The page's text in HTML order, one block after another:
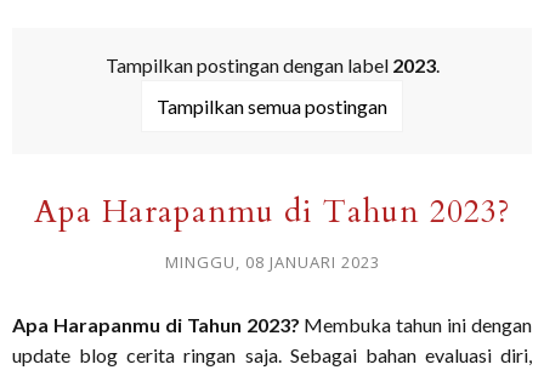
Tampilkan postingan dengan label 2023.
Tampilkan semua postingan
Apa Harapanmu di Tahun 2023?
MINGGU, 08 JANUARI 2023
Apa Harapanmu di Tahun 2023? Membuka tahun ini dengan
update blog cerita ringan saja. Sebagai bahan evaluasi diri,